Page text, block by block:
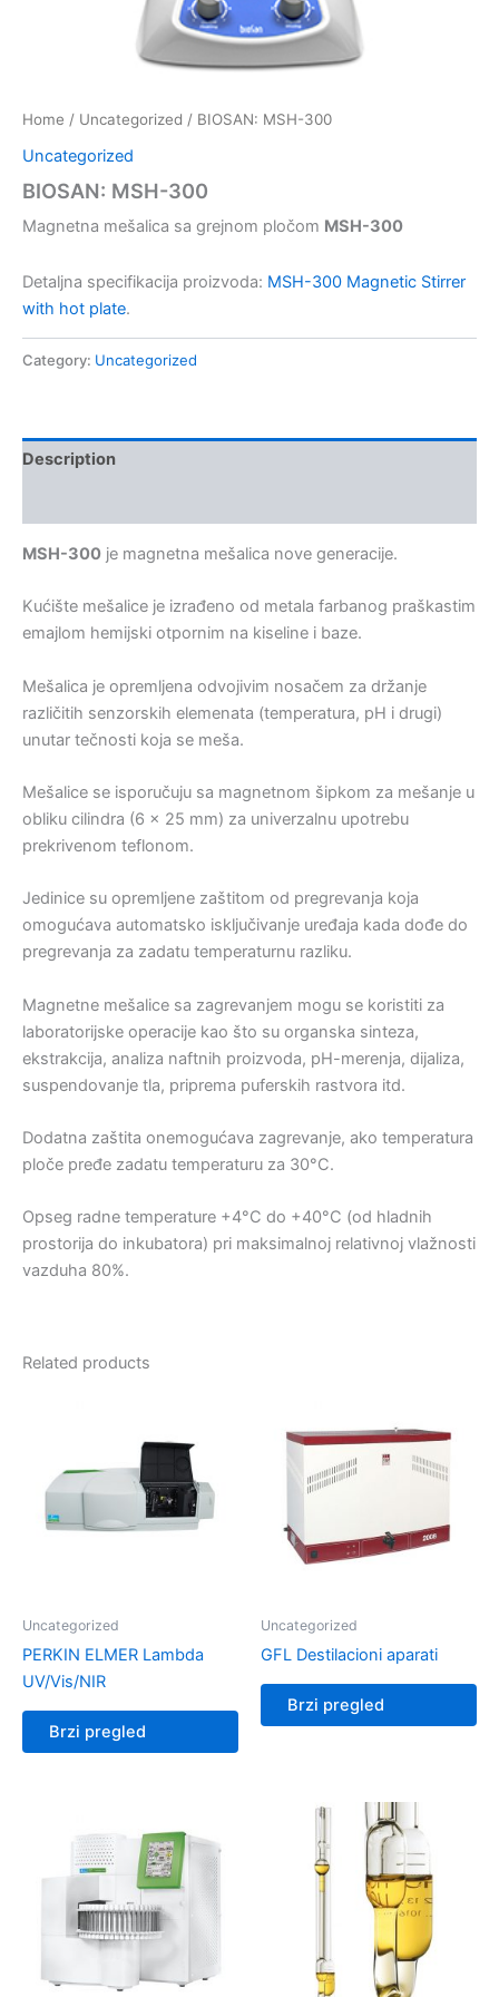
Home / Uncategorized / BIOSAN: MSH-300
Uncategorized
BIOSAN: MSH-300
Magnetna mešalica sa grejnom pločom MSH-300
Detaljna specifikacija proizvoda: MSH-300 Magnetic Stirrer
with hot plate.
Category: Uncategorized
Description
MSH-300 je magnetna mešalica nove generacije.
Kućište mešalice je izrađeno od metala farbanog praškastim
emajlom hemijski otpornim na kiseline i baze.
Mešalica je opremljena odvojivim nosačem za držanje
različitih senzorskih elemenata (temperatura, pH i drugi)
unutar tečnosti koja se meša.
Mešalice se isporučuju sa magnetnom šipkom za mešanje u
obliku cilindra (6 × 25 mm) za univerzalnu upotrebu
prekrivenom teflonom.
Jedinice su opremljene zaštitom od pregrevanja koja
omogućava automatsko isključivanje uređaja kada dođe do
pregrevanja za zadatu temperaturnu razliku.
Magnetne mešalice sa zagrevanjem mogu se koristiti za
laboratorijske operacije kao što su organska sinteza,
ekstrakcija, analiza naftnih proizvoda, pH-merenja, dijaliza,
suspendovanje tla, priprema puferskih rastvora itd.
Dodatna zaštita onemogućava zagrevanje, ako temperatura
ploče pređe zadatu temperaturu za 30°C.
Opseg radne temperature +4°C do +40°C (od hladnih
prostorija do inkubatora) pri maksimalnoj relativnoj vlažnosti
vazduha 80%.
Related products
Uncategorized
PERKIN ELMER Lambda
UV/Vis/NIR
Brzi pregled
Uncategorized
GFL Destilacioni aparati
Brzi pregled